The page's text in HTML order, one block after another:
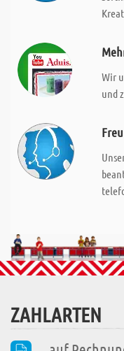
Wir
und
ZAHLARTEN